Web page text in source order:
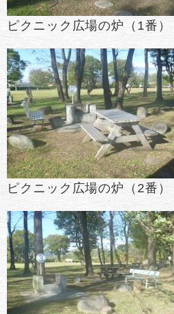
ピクニック広場の炉（1番）
ピクニック広場の炉（2番）